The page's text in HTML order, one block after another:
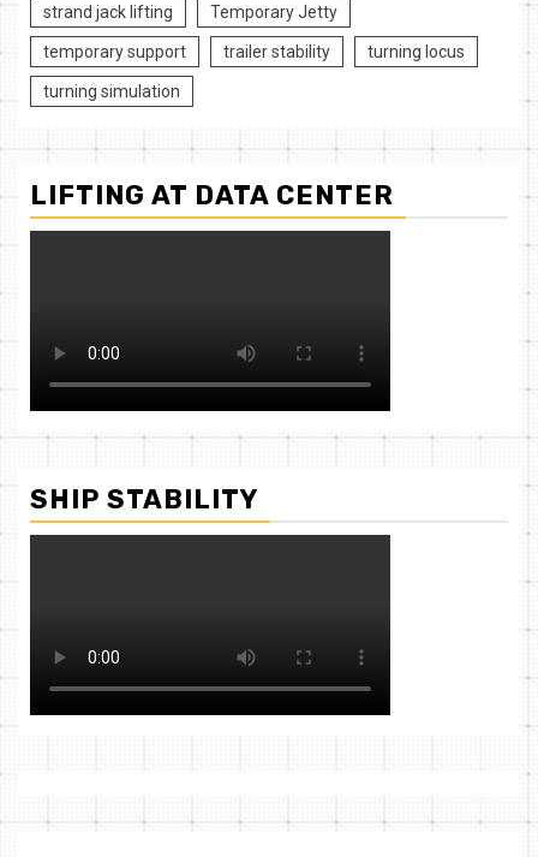
strand jack lifting Temporary Jetty
temporary support trailer stability turning locus
turning simulation
LIFTING AT DATA CENTER
SHIP STABILITY